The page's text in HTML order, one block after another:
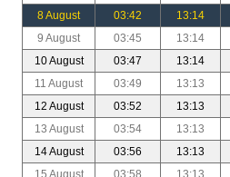
8 August
03:42 13:14
9 August
03:45 13:14
10 August
03:47 13:14
11 August
03:49 13:13
12 August
03:52 13:13
13 August
03:54 13:13
14 August
03:56 13:13
15 August
03:58 13:13